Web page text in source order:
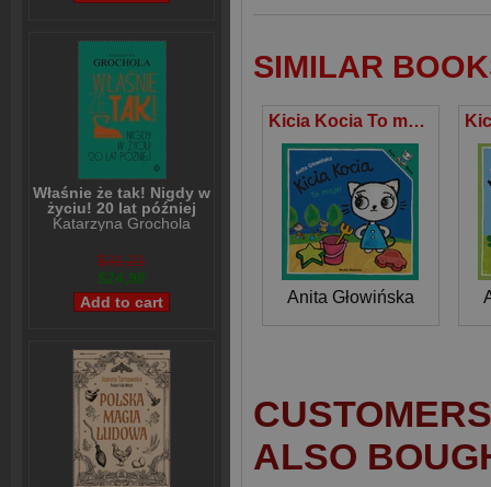
Właśnie że tak! Nigdy w
życiu! 20 lat później
Katarzyna Grochola
$31,21
$24,98
SIMILAR
Kicia Kocia To moje!
Anita Głowińska
ALSO